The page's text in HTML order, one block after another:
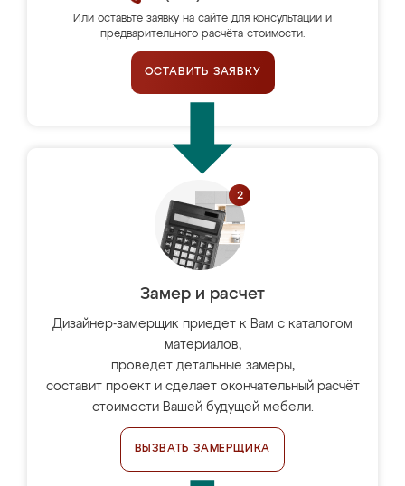
Или оставьте заявку на сайте для консультации и
предварительного расчёта стоимости.
ОСТАВИТЬ ЗАЯВКУ
Замер и расчет
Дизайнер-замерщик приедет к Вам с каталогом
материалов,
проведёт детальные замеры,
составит проект и сделает окончательный расчёт
стоимости Вашей будущей мебели.
ВЫЗВАТЬ ЗАМЕРЩИКА